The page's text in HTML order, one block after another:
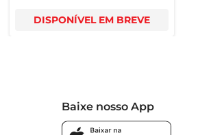
DISPONÍVEL EM BREVE
Baixe nosso App